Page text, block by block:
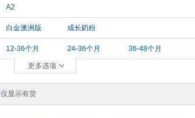
A2
白金澳洲版 成长奶粉
12-36个月 24-36个月 36-48个月
更多选项
仅显示有货